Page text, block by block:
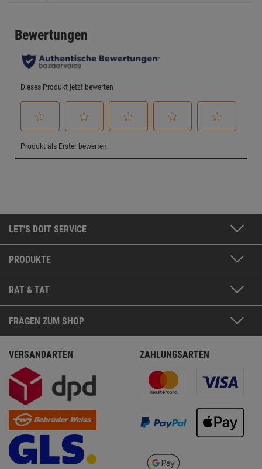
LET'S DOIT SERVICE
PRODUKTE
RAT & TAT
FRAGEN ZUM SHOP
VERSANDARTEN ZAHLUNGSARTEN